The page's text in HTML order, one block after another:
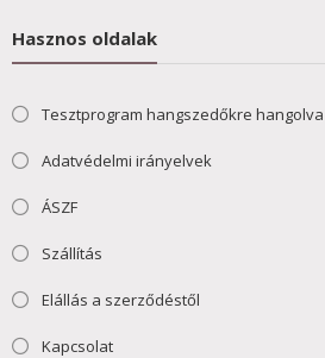
Hasznos oldalak
Tesztprogram hangszedőkre hangolva
Adatvédelmi irányelvek
ÁSZF
Szállítás
Elállás a szerződéstől
Kapcsolat